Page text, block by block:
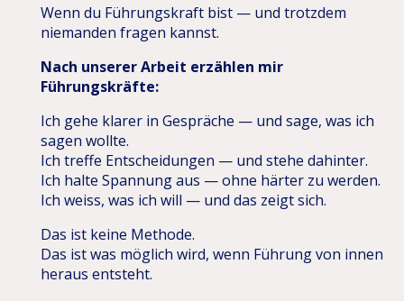
Wenn du Führungskraft bist — und trotzdem
niemanden fragen kannst.
Nach unserer Arbeit erzählen mir
Führungskräfte:
Ich gehe klarer in Gespräche — und sage, was ich
sagen wollte.
Ich treffe Entscheidungen — und stehe dahinter.
Ich halte Spannung aus — ohne härter zu werden.
Ich weiss, was ich will — und das zeigt sich.
Das ist keine Methode.
Das ist was möglich wird, wenn Führung von innen
heraus entsteht.